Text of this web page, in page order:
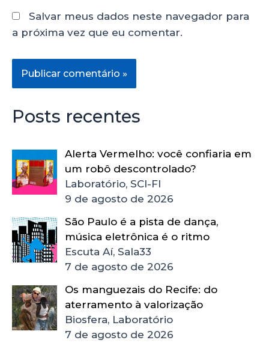
Salvar meus dados neste navegador para
a próxima vez que eu comentar.
Posts recentes
Alerta Vermelho: você confiaria em
um robô descontrolado?
Laboratório, SCI-FI
9 de agosto de 2026
São Paulo é a pista de dança,
música eletrônica é o ritmo
Escuta Aí, Sala33
7 de agosto de 2026
Os manguezais do Recife: do
aterramento à valorização
Biosfera, Laboratório
7 de agosto de 2026